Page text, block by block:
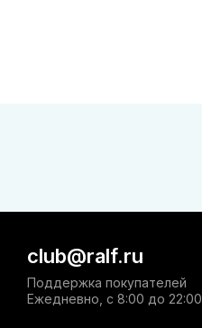
club@ralf.ru
Поддержка покупателей
Ежедневно, с 8:00 до 22:00